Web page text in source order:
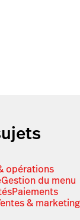
opérations
Gestion du menu
Paiements
& marketing